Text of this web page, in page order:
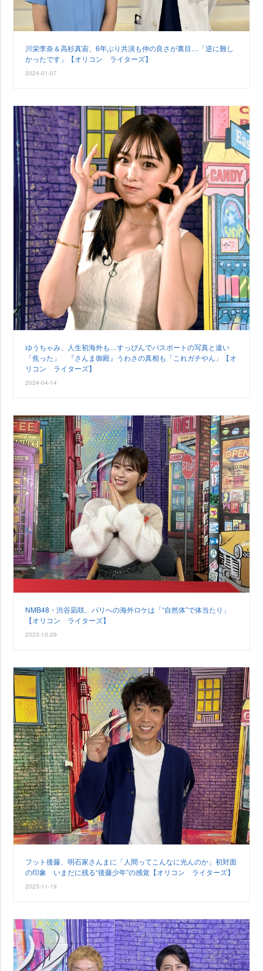
川栄李奈＆高杉真宙、6年ぶり共演も仲の良さが裏目…「逆に難し
かったです」【オリコン ライターズ】
2024-01-07
ゆうちゃみ、人生初海外も…すっぴんでパスポートの写真と違い
「焦った」 『さんま御殿』うわさの真相も「これガチやん」【オ
リコン ライターズ】
2024-04-14
NMB48・渋谷凪咲、パリへの海外ロケは「“自然体”で体当たり」
【オリコン ライターズ】
2023-10-29
フット後藤、明石家さんまに「人間ってこんなに光んのか」初対面
の印象 いまだに残る“後藤少年”の感覚【オリコン ライターズ】
2023-11-19